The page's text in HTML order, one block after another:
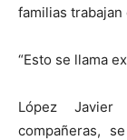
familias trabajan
“Esto se llama
López
compañeras,